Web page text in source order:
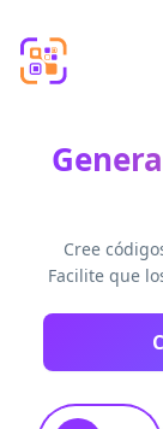
Cree
Facilite que